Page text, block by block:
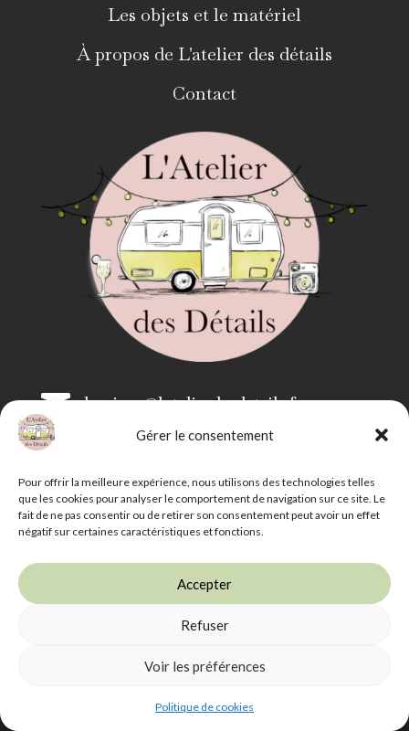
Gérer le consentement
Pour offrir la meilleure expérience, nous utilisons des technologies telles
que les cookies pour analyser le comportement de navigation sur ce site. Le
fait de ne pas consentir ou de retirer son consentement peut avoir un effet
négatif sur certaines caractéristiques et fonctions.
Accepter
Refuser
Voir les préférences
Politique de cookies
Les objets et le matériel
À propos de L'atelier des détails
Contact
 bonjour@latelierdesdetails.fr
Livraison et retrait
Velghe